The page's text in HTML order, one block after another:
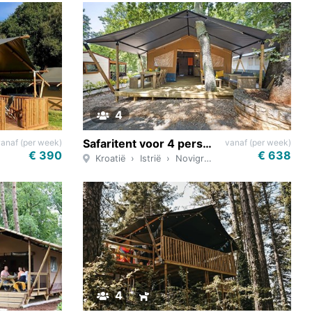
(per week)
€ 390
4
Safaritent voor 4 personen met badkamer
Kroatië Istrië Novigrad
vanaf (per week)
€ 638
4